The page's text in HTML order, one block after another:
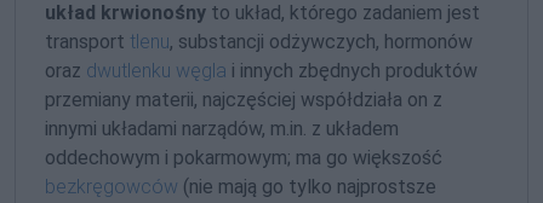
układ krwionośny to układ, którego zadaniem jest
transport tlenu, substancji odżywczych, hormonów
oraz dwutlenku węgla i innych zbędnych produktów
przemiany materii, najczęściej współdziała on z
innymi układami narządów, m.in. z układem
oddechowym i pokarmowym; ma go większość
bezkręgowców (nie mają go tylko najprostsze